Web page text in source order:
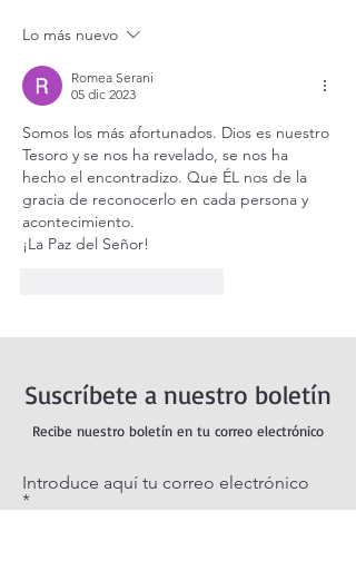
(Mt 17,1-9)
Lo más nuevo
Romea Serani
05 dic 2023
Somos los más afortunados. Dios es nuestro
Tesoro y se nos ha revelado, se nos ha
hecho el encontradizo. Que ÉL nos de la
gracia de reconocerlo en cada persona y
acontecimiento.
¡La Paz del Señor!
Suscríbete a nuestro boletín
Recibe nuestro boletín en tu correo electrónico
Introduce aquí tu correo electrónico